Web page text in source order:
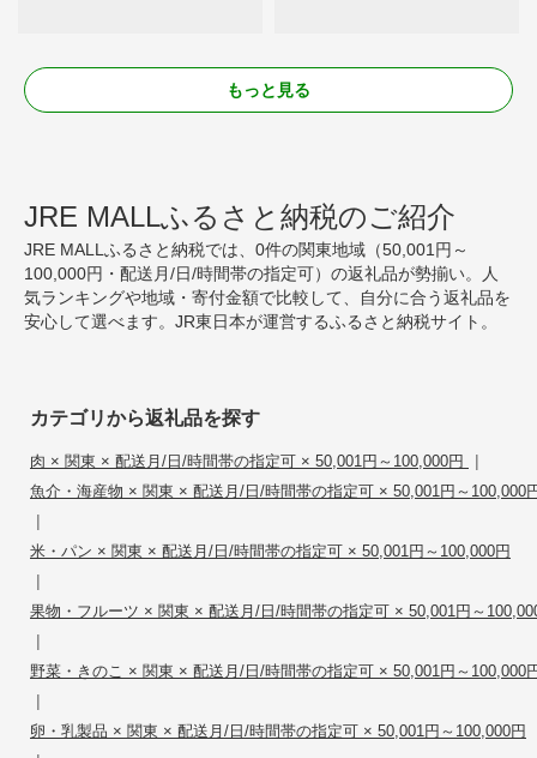
もっと見る
JRE MALLふるさと納税のご紹介
JRE MALLふるさと納税では、0件の関東地域（50,001円～
100,000円・配送月/日/時間帯の指定可）の返礼品が勢揃い。人
気ランキングや地域・寄付金額で比較して、自分に合う返礼品を
安心して選べます。JR東日本が運営するふるさと納税サイト。
カテゴリから返礼品を探す
肉 × 関東 × 配送月/日/時間帯の指定可 × 50,001円～100,000円 |
魚介・海産物 × 関東 × 配送月/日/時間帯の指定可 × 50,001円～100,000
|
米・パン × 関東 × 配送月/日/時間帯の指定可 × 50,001円～100,000円
|
果物・フルーツ × 関東 × 配送月/日/時間帯の指定可 × 50,001円～
|
野菜・きのこ × 関東 × 配送月/日/時間帯の指定可 × 50,001円～100,000
|
卵・乳製品 × 関東 × 配送月/日/時間帯の指定可 × 50,001円～100,000円